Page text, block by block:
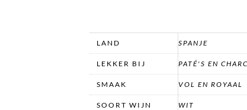
LAND SPANJE
LEKKER BIJ PATÉ'S EN
SMAAK VOL EN ROYAAL
SOORT WIJN WIT